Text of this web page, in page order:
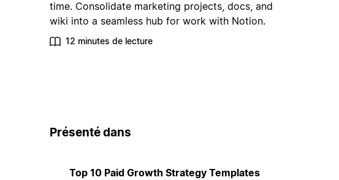
time. Consolidate marketing projects, docs, and
wiki into a seamless hub for work with Notion.
12 minutes de lecture
Présenté dans
Top 10 Paid Growth Strategy Templates